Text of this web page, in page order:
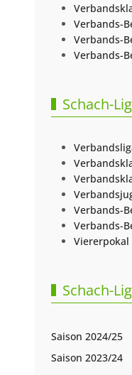
Verbands-
Verbands-
Verbands-
Schach-
Verbands-
Verbands-
Viererpokal
Schach-
Saison 2024/25
Saison 2023/24